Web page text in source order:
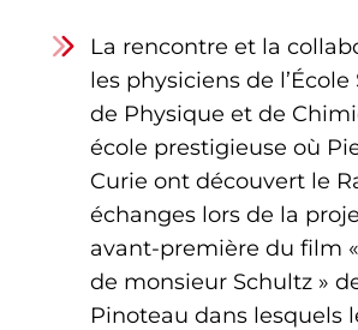
La rencontre et la
les physiciens de
de Physique et de
école prestigieuse où
Curie ont découvert le
échanges lors de la
avant-première du film
de monsieur Schultz »
Pinoteau dans lesquels